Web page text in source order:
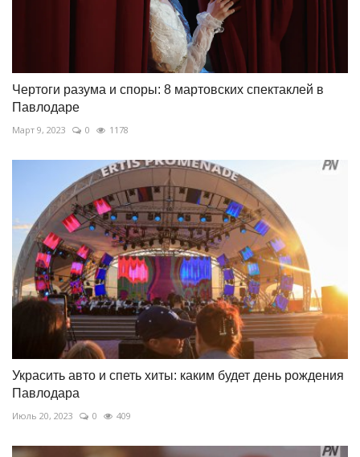
Чертоги разума и споры: 8 мартовских спектаклей в
Павлодаре
Март 9, 2023 0 1178
Украсить авто и спеть хиты: каким будет день рождения
Павлодара
Июль 20, 2023 0 409